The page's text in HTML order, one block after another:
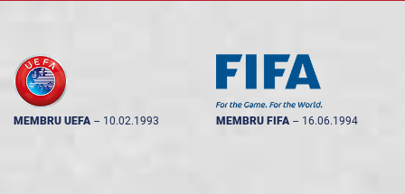
MEMBRU UEFA -- 10.02.1993 MEMBRU FIFA -- 16.06.1994